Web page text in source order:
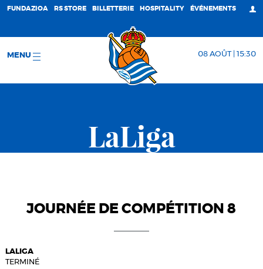
FUNDAZIOA RS STORE BILLETTERIE HOSPITALITY ÉVÉNEMENTS
MENU 08 AOÛT | 15:30
LaLiga
JOURNÉE DE COMPÉTITION 8
LALIGA
TERMINÉ